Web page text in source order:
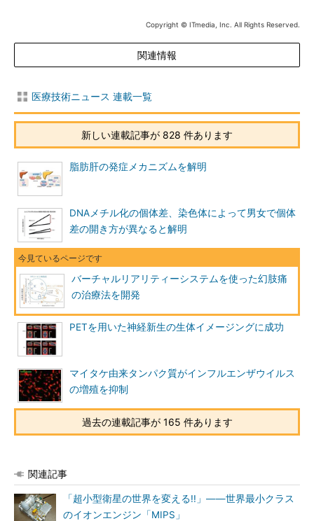
Copyright © ITmedia, Inc. All Rights Reserved.
関連情報
医療技術ニュース 連載一覧
新しい連載記事が 828 件あります
脂肪肝の発症メカニズムを解明
DNAメチル化の個体差、染色体によって男女で個体
差の開き方が異なると解明
バーチャルリアリティーシステムを使った幻肢痛
の治療法を開発
PETを用いた神経新生の生体イメージングに成功
マイタケ由来タンパク質がインフルエンザウイルス
の増殖を抑制
過去の連載記事が 165 件あります
関連記事
「超小型衛星の世界を変える!!」――世界最小クラス
のイオンエンジン「MIPS」